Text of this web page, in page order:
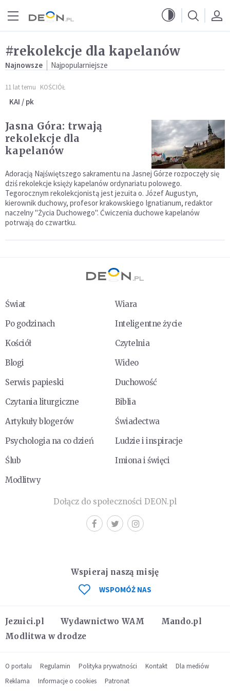
#rekolekcje dla kapelanów
Najnowsze Najpopularniejsze
11 lat temu KOŚCIÓŁ
KAI / pk
Jasna Góra: trwają
rekolekcje dla
kapelanów
Adoracją Najświętszego sakramentu na Jasnej Górze rozpoczęły się
dziś rekolekcje księży kapelanów ordynariatu polowego.
Tegorocznym rekolekcjonistą jest jezuita o. Józef Augustyn,
kierownik duchowy, profesor krakowskiego Ignatianum, redaktor
naczelny "Życia Duchowego". Ćwiczenia duchowe kapelanów
potrwają do czwartku.
Świat
Wiara
Po godzinach
Inteligentne życie
Kościół
Czytelnia
Blogi
Wideo
Serwis papieski
Duchowość
Czytania liturgiczne
Biblia
Artykuły blogerów
Świadectwa
Psychologia na co dzień
Ludzie i inspiracje
Ślub
Imiona i święci
Modlitwy
Dołącz do społeczności DEON.pl
Jezuici.pl Wydawnictwo WAM
Mando.pl
Modlitwa w drodze
Wspieraj naszą misję
WSPOMÓŻ NAS
O portalu Regulamin Polityka prywatności Kontakt
Dla mediów
Reklama
Informacje o cookies Patronat